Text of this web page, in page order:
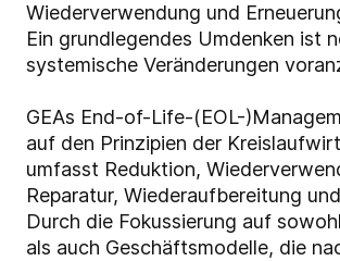
Wiederverwendung und
Ein grundlegendes Umdenken ist
systemische Veränderungen
GEAs End-of-Life-(EOL-
auf den Prinzipien der
umfasst Reduktion,
Reparatur, Wiederaufbereitung
Durch die Fokussierung auf
als auch Geschäftsmodelle, die